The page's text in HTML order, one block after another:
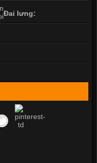
Đai lưng: